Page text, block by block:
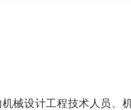
械设计工程技术人员、